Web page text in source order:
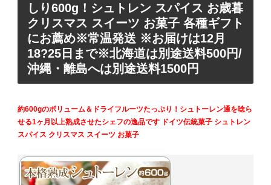
しり600g！シュトレン スパイス お歳暮
クリスマス スイーツ お菓子 各種ギフト
にお薦め※常温発送 ※お届けは12月
18?25日まで※北海道は別途送料500円/
沖縄・離島へは別途送料1500円
約600gのボリューム＆ドライフルーツたっぷり！シュトーレン通を唸ら
せる1ヶ月以上熟成させたシェフの逸品です ドイツ伝統菓子 シュトレン
スパイス クリスマス スイーツ お菓子